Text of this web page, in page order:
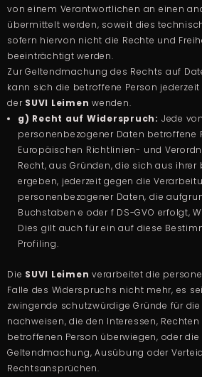
von einem Verantwortlichen an einen
übermittelt werden, soweit dies
sofern hiervon nicht die Rechte und
beeinträchtigt werden.
Zur Geltendmachung des Rechts auf
kann sich die betroffene Person
der SUVI Leimen wenden.
g) Recht auf Widerspruch: Jede
personenbezogener Daten betroffene
Europäischen Richtlinien- und
Recht, aus Gründen, die sich aus
ergeben, jederzeit gegen die
personenbezogener Daten, die
Buchstaben e oder f DS-GVO erfolgt,
Dies gilt auch für ein auf diese
Profiling.
Die SUVI Leimen verarbeitet die
Falle des Widerspruchs nicht mehr, es
zwingende schutzwürdige Gründe für
nachweisen, die den Interessen,
betroffenen Person überwiegen, oder
Geltendmachung, Ausübung oder
Rechtsansprüchen.